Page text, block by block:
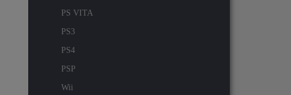
PS VITA
PS3
PS4
PSP
Wii